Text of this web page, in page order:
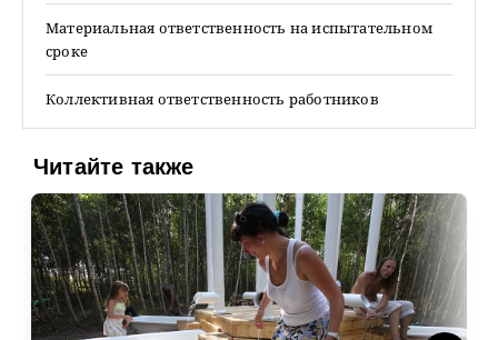
Материальная ответственность на испытательном
сроке
Коллективная ответственность работников
Читайте также